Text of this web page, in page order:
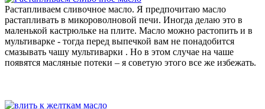
Растапливаем сливочное масло. Я предпочитаю масло
растапливать в микороволновой печи. Иногда делаю это в
маленькой кастрюльке на плите. Масло можно растопить и в
мультиварке - тогда перед выпечкой вам не понадобится
смазывать чашу мультиварки . Но в этом случае на чаше
появятся масляные потеки – я советую этого все же избежать.